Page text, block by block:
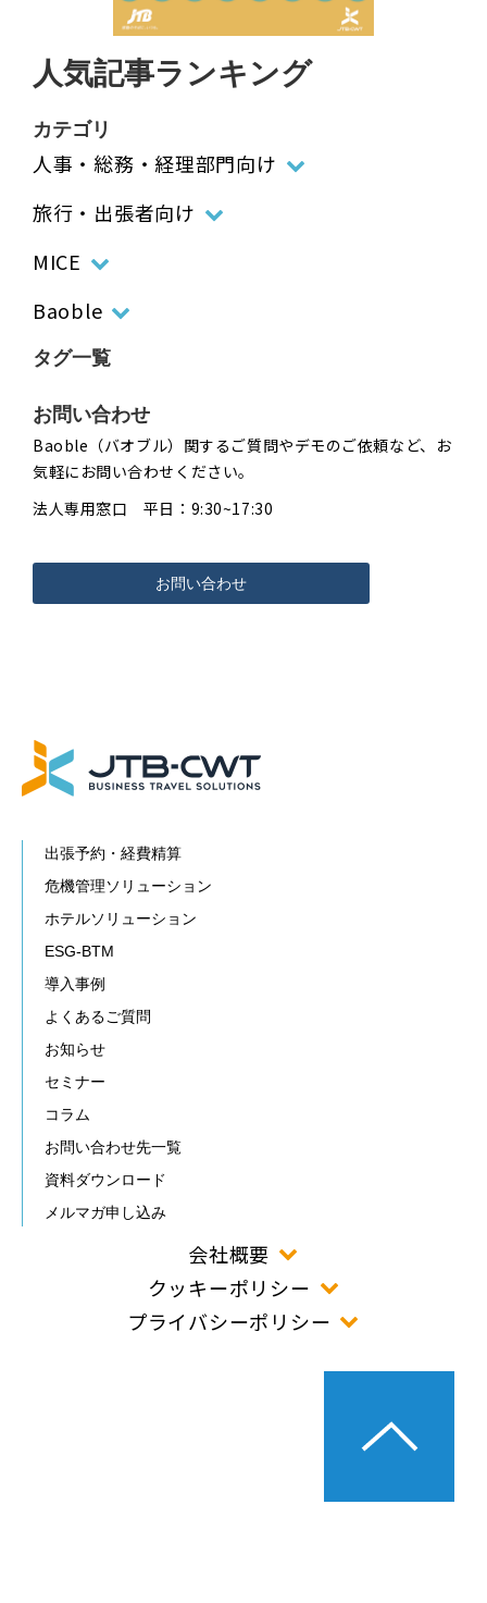
人気記事ランキング
カテゴリ
人事・総務・経理部門向け
旅行・出張者向け
MICE
Baoble
タグ一覧
お問い合わせ
Baoble（バオブル）関するご質問やデモのご依頼など、お
気軽にお問い合わせください。
法人専用窓口 平日：9:30~17:30
お問い合わせ
出張予約・経費精算
危機管理ソリューション
ホテルソリューション
ESG-BTM
導入事例
よくあるご質問
お知らせ
セミナー
コラム
お問い合わせ先一覧
資料ダウンロード
メルマガ申し込み
会社概要
クッキーポリシー
プライバシーポリシー